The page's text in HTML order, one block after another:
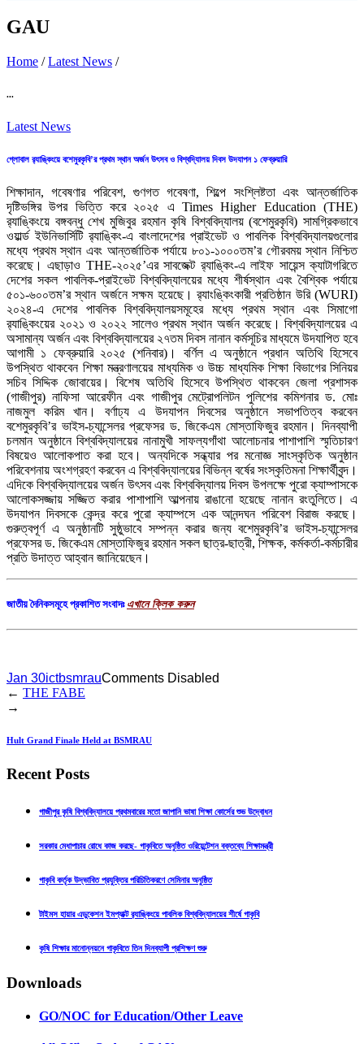
GAU
Home /Latest News /
...
Latest News
গ্লোবাল র‌্যাঙ্কিংয়ে বশেমুরকৃবি’র প্রথম স্থান অর্জন উৎসব ও বিশ্বদ্যিালয় দিবস উদযাপন ১ ফেব্রুয়ারি
শিক্ষাদান, গবেষণার পরিবেশ, গুণগত গবেষণা, শিল্পে সংশ্লিষ্টতা এবং আন্তর্জাতিক
দৃষ্টিভঙ্গির উপর ভিত্তি করে ২০২৫ এ Times Higher Education (THE)
র‌্যাঙ্কিংয়ে বঙ্গবন্ধু শেখ মুজিবুর রহমান কৃষি বিশ্ববিদ্যালয় (বশেমুরকৃবি) সামগ্রিকভাবে
ওয়ার্ল্ড ইউনিভার্সিটি র‌্যাঙ্কিং-এ বাংলাদেশের প্রাইভেট ও পাবলিক বিশ্ববিদ্যালয়গুলোর
মধ্যে প্রথম স্থান এবং আন্তর্জাতিক পর্যায়ে ৮০১-১০০০তম’র গৌরবময় স্থান নিশ্চিত
করেছে। এছাড়াও THE-২০২৫’এর সাবজেক্ট র‌্যাঙ্কিং-এ লাইফ সায়েন্স ক্যাটাগরিতে
দেশের সকল পাবলিক-প্রাইভেট বিশ্ববিদ্যালয়ের মধ্যে শীর্ষস্থান এবং বৈশ্বিক পর্যায়ে
৫০১-৬০০তম’র স্থান অর্জনে সক্ষম হয়েছে। র‌্যাংঙ্কিংকারী প্রতিষ্ঠান উরি (WURI)
২০২৪-এ দেশের পাবলিক বিশ্ববিদ্যালয়সমূহের মধ্যে প্রথম স্থান এবং সিমাগো
র‌্যাঙ্কিংয়ের ২০২১ ও ২০২২ সালেও প্রথম স্থান অর্জন করেছে। বিশ্ববিদ্যালয়ের এ
অসামান্য অর্জন এবং বিশ্ববিদ্যালয়ের ২৭তম দিবস নানান কর্মসূচির মাধ্যমে উদযাপিত হবে
আগামী ১ ফেব্রুয়ারি ২০২৫ (শনিবার)। বর্ণিল এ অনুষ্ঠানে প্রধান অতিথি হিসেবে
উপস্থিত থাকবেন শিক্ষা মন্ত্রণালয়ের মাধ্যমিক ও উচ্চ মাধ্যমিক শিক্ষা বিভাগের সিনিয়র
সচিব সিদ্দিক জোবায়ের। বিশেষ অতিথি হিসেবে উপস্থিত থাকবেন জেলা প্রশাসক
(গাজীপুর) নাফিসা আরেফীন এবং গাজীপুর মেট্রোপলিটন পুলিশের কমিশনার ড. মোঃ
নাজমুল করিম খান। বর্ণাঢ্য এ উদযাপন দিবসের অনুষ্ঠানে সভাপতিত্ব করবেন
বশেমুরকৃবি’র ভাইস-চ্যান্সেলর প্রফেসর ড. জিকেএম মোস্তাফিজুর রহমান। দিনব্যাপী
চলমান অনুষ্ঠানে বিশ্ববিদ্যালয়ের নানামুখী সাফল্যগাঁথা আলোচনার পাশাপাশি স্মৃতিচারণ
বিষয়েও আলোকপাত করা হবে। অন্যদিকে সন্ধ্যার পর মনোজ্ঞ সাংস্কৃতিক অনুষ্ঠান
পরিবেশনায় অংশগ্রহণ করবেন এ বিশ্ববিদ্যালয়ের বিভিন্ন বর্ষের সংস্কৃতিমনা শিক্ষার্থীবৃন্দ।
এদিকে বিশ্ববিদ্যালয়ের অর্জন উৎসব এবং বিশ্ববিদ্যালয় দিবস উপলক্ষে পুরো ক্যাম্পাসকে
আলোকসজ্জায় সজ্জিত করার পাশাপাশি আল্পনায় রাঙানো হয়েছে নানান রংতুলিতে। এ
উদযাপন দিবসকে কেন্দ্র করে পুরো ক্যাম্পসে এক আনন্দঘন পরিবেশ বিরাজ করছে।
গুরুত্বপূর্ণ এ অনুষ্ঠানটি সুষ্ঠুভাবে সম্পন্ন করার জন্য বশেমুরকৃবি’র ভাইস-চ্যান্সেলর
প্রফেসর ড. জিকেএম মোস্তাফিজুর রহমান সকল ছাত্র-ছাত্রী, শিক্ষক, কর্মকর্তা-কর্মচারীর
প্রতি উদাত্ত আহ্বান জানিয়েছেন।
জাতীয় দৈনিকসমূহে প্রকাশিত সংবাদঃ এখানে ক্লিক করুন
Jan 30ictbsmrauComments Disabled
← THE FABE
→
Hult Grand Finale Held at BSMRAU
Recent Posts
গাজীপুর কৃষি বিশ্ববিদ্যালয়ে প্রথমবারের মতো জাপানি ভাষা শিক্ষা কোর্সের শুভ উদ্বোধন
সরকার মেধাপাচার রোধে কাজ করছে- গাকৃবিতে অনুষ্ঠিত ওরিয়েন্টেশন বক্তব্যে শিক্ষামন্ত্রী
গাকৃবি কর্তৃক উদ্ভাবিত প্রযুক্তির পরিচিতিকরণে সেমিনার অনুষ্ঠিত
টাইমস হায়ার এডুকেশন ইমপ্যাক্ট র‍্যাঙ্কিংয়ে পাবলিক বিশ্ববিদ্যালয়ের শীর্ষে গাকৃবি
কৃষি শিক্ষার মানোন্নয়নে গাকৃবিতে তিন দিনব্যাপী প্রশিক্ষণ শুরু
Downloads
GO/NOC for Education/Other Leave